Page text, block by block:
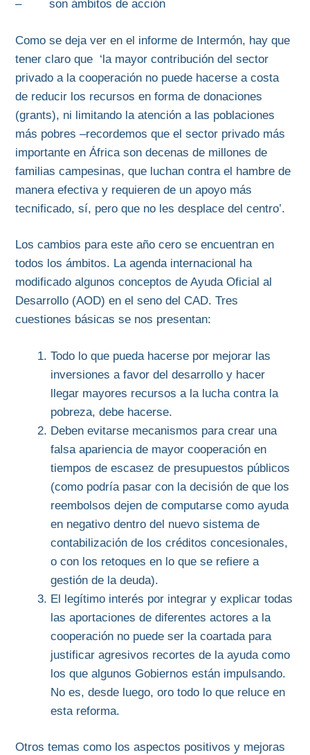
– son ámbitos de acción
Como se deja ver en el informe de Intermón, hay que
tener claro que ‘la mayor contribución del sector
privado a la cooperación no puede hacerse a costa
de reducir los recursos en forma de donaciones
(grants), ni limitando la atención a las poblaciones
más pobres –recordemos que el sector privado más
importante en África son decenas de millones de
familias campesinas, que luchan contra el hambre de
manera efectiva y requieren de un apoyo más
tecnificado, sí, pero que no les desplace del centro’.
Los cambios para este año cero se encuentran en
todos los ámbitos. La agenda internacional ha
modificado algunos conceptos de Ayuda Oficial al
Desarrollo (AOD) en el seno del CAD. Tres
cuestiones básicas se nos presentan:
Todo lo que pueda hacerse por mejorar las
inversiones a favor del desarrollo y hacer
llegar mayores recursos a la lucha contra la
pobreza, debe hacerse.
Deben evitarse mecanismos para crear una
falsa apariencia de mayor cooperación en
tiempos de escasez de presupuestos públicos
(como podría pasar con la decisión de que los
reembolsos dejen de computarse como ayuda
en negativo dentro del nuevo sistema de
contabilización de los créditos concesionales,
o con los retoques en lo que se refiere a
gestión de la deuda).
El legítimo interés por integrar y explicar todas
las aportaciones de diferentes actores a la
cooperación no puede ser la coartada para
justificar agresivos recortes de la ayuda como
los que algunos Gobiernos están impulsando.
No es, desde luego, oro todo lo que reluce en
esta reforma.
Otros temas como los aspectos positivos y mejoras